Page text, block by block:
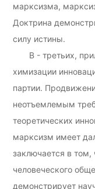
марксизма,
Доктрина
силу истины.
В - третьих,
химизации
партии.
неотъемлемым
теоретических
марксизм имеет
заключается в том,
человеческого
демонстрирует